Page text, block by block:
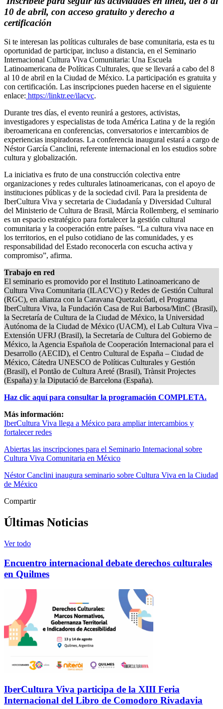
10 de abril, con acceso gratuito y derecho a
certificación
Si te interesan las políticas culturales de base comunitaria, esta es tu
oportunidad de participar, incluso a distancia, en el Seminario
Internacional Cultura Viva Comunitaria: Una Escuela
Latinoamericana de Políticas Culturales, que se llevará a cabo del 8
al 10 de abril en la Ciudad de México. La participación es gratuita y
con certificación. Las inscripciones pueden hacerse en el siguiente
enlace: https://linktr.ee/ilacvc.
Durante tres días, el evento reunirá a gestores, activistas,
investigadores y especialistas de toda América Latina y de la región
iberoamericana en conferencias, conversatorios e intercambios de
experiencias inspiradoras. La conferencia inaugural estará a cargo de
Néstor García Canclini, referente internacional en los estudios sobre
cultura y globalización.
La iniciativa es fruto de una construcción colectiva entre
organizaciones y redes culturales latinoamericanas, con el apoyo de
instituciones públicas y de la sociedad civil. Para la presidenta de
IberCultura Viva y secretaria de Ciudadanía y Diversidad Cultural
del Ministerio de Cultura de Brasil, Márcia Rollemberg, el seminario
es un espacio estratégico para fortalecer la gestión cultural
comunitaria y la cooperación entre países. “La cultura viva nace en
los territorios, en el pulso cotidiano de las comunidades, y es
responsabilidad del Estado reconocerla con escucha activa y
compromiso”, afirma.
Trabajo en red
El seminario es promovido por el Instituto Latinoamericano de
Cultura Viva Comunitaria (ILACVC) y Redes de Gestión Cultural
(RGC), en alianza con la Caravana Quetzalcóatl, el Programa
IberCultura Viva, la Fundación Casa de Rui Barbosa/MinC (Brasil),
la Secretaría de Cultura de la Ciudad de México, la Universidad
Autónoma de la Ciudad de México (UACM), el Lab Cultura Viva –
Extensión UFRJ (Brasil), la Secretaría de Cultura del Gobierno de
México, la Agencia Española de Cooperación Internacional para el
Desarrollo (AECID), el Centro Cultural de España – Ciudad de
México, Cátedra UNESCO de Políticas Culturales y Gestión
(Brasil), el Pontão de Cultura Areté (Brasil), Trànsit Projectes
(España) y la Diputació de Barcelona (España).
Haz clic aquí para consultar la programación COMPLETA.
Más información:
IberCultura Viva llega a México para ampliar intercambios y
fortalecer redes
Abiertas las inscripciones para el Seminario Internacional sobre
Cultura Viva Comunitaria en México
Néstor Canclini inaugura seminario sobre Cultura Viva en la Ciudad
de México
Compartir
Últimas Noticias
Ver todo
Encuentro internacional debate derechos culturales
en Quilmes
IberCultura Viva participa de la XIII Feria
Internacional del Libro de Comodoro Rivadavia